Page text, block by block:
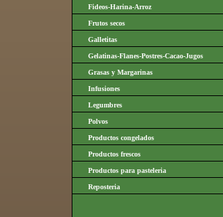
Fideos-Harina-Arroz
Frutos secos
Galletitas
Gelatinas-Flanes-Postres-Cacao-Jugos
Grasas y Margarinas
Infusiones
Legumbres
Polvos
Productos congelados
Productos frescos
Productos para pasteleria
Reposteria